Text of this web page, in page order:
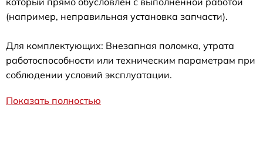
(например, неправильная установка запчасти).
Для комплектующих: Внезапная поломка, утрата
работоспособности или техническим параметрам при
соблюдении условий эксплуатации.
Показать полностью